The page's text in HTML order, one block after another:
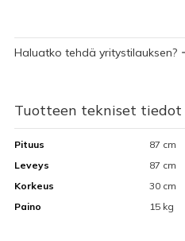
Haluatko tehdä yritystilauksen?
Tuotteen tekniset tiedot
Pituus
87 cm
Leveys
87 cm
Korkeus
30 cm
Paino
15 kg